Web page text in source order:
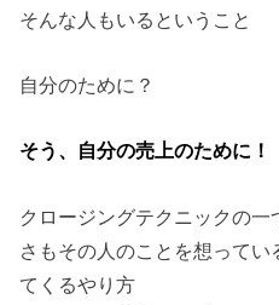
そんな人もいるということ
自分のために？
そう、自分の売上のために！
クロージングテクニックの一
さもその人のことを想って
てくるやり方